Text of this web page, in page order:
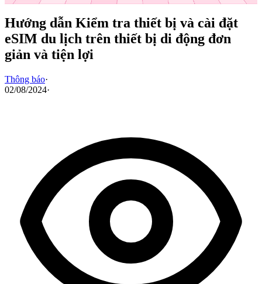
Hướng dẫn Kiểm tra thiết bị và cài đặt
eSIM du lịch trên thiết bị di động đơn
giản và tiện lợi
Thông báo·
02/08/2024·